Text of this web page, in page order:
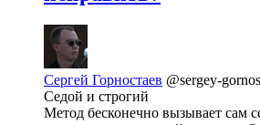
Сергей Горностаев @sergey-
Седой и строгий
Метод бесконечно вызывает сам